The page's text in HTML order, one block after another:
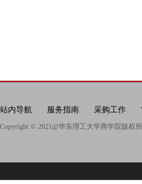
站内导航 服务指南 采购工作
Copyright © 2021@华东理工大学商学院版权